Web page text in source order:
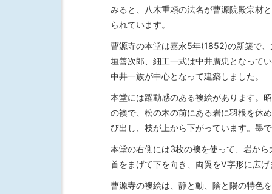
みると、八木重頼の法名が曹源院殿宗材
られています。
曹源寺の本堂は嘉永5年(1852)の新築で
垣善次郎、細工一式は中井廣忠となって
中井一族が中心となって建築しました。
本堂には躍動感のある襖絵があります。
の襖で、松の木の前にある岩に羽根を休
び出し、枝が上から下がっています。墨
本堂の右側には3枚の襖を使って、岩か
首をまげて下を向き、両翼をV字形に広
曹源寺の襖絵は、静と動、陰と陽の特色